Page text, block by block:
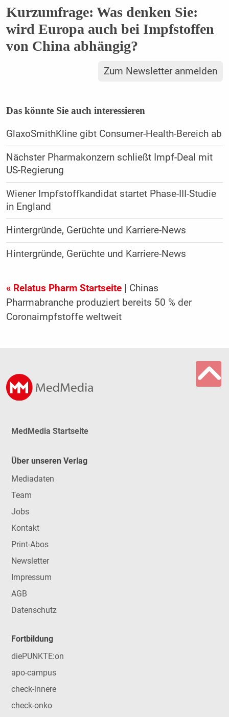
Kurzumfrage: Was denken Sie:
wird Europa auch bei Impfstoffen
von China abhängig?
Zum Newsletter anmelden
Das könnte Sie auch interessieren
GlaxoSmithKline gibt Consumer-Health-Bereich ab
Nächster Pharmakonzern schließt Impf-Deal mit
US-Regierung
Wiener Impfstoffkandidat startet Phase-III-Studie
in England
Hintergründe, Gerüchte und Karriere-News
Hintergründe, Gerüchte und Karriere-News
« Relatus Pharm Startseite| Chinas
Pharmabranche produziert bereits 50 % der
Coronaimpfstoffe weltweit
MedMedia Startseite
Über unseren Verlag
Mediadaten
Team
Jobs
Kontakt
Print-Abos
Newsletter
Impressum
AGB
Datenschutz
Fortbildung
diePUNKTE:on
apo-campus
check-innere
check-onko